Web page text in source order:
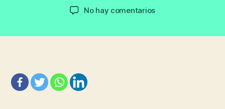
de
No hay comentariosen